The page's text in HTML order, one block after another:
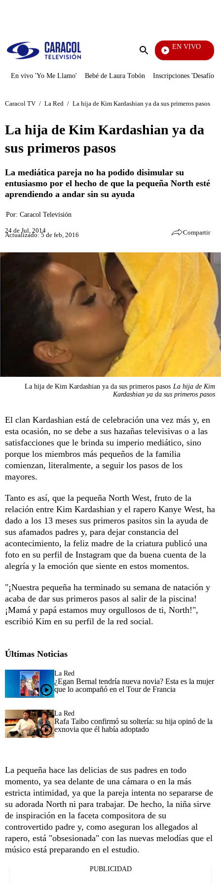
Enviar
EN VIVO
Diario De Diana
En vivo 'Yo Me Llamo' Bebé de Laura Tobón Inscripciones 'Desafío'
Caracol TV / La Red / La hija de Kim Kardashian ya da sus primeros pasos
La hija de Kim Kardashian ya da
sus primeros pasos
La mediática pareja no ha podido disimular su
entusiasmo por el hecho de que la pequeña North esté
aprendiendo a andar sin su ayuda
Por: Caracol Televisión
24 de Jul, 2014
Actualizado: 5 de feb, 2016 Compartir
La hija de Kim Kardashian ya da sus primeros pasos La hija de Kim
Kardashian ya da sus primeros pasos
El clan Kardashian está de celebración una vez más y, en
esta ocasión, no se debe a sus hazañas televisivas o a las
satisfacciones que le brinda su imperio mediático, sino
porque los miembros más pequeños de la familia
comienzan, literalmente, a seguir los pasos de los
mayores.
Tanto es así, que la pequeña North West, fruto de la
relación entre Kim Kardashian y el rapero Kanye West, ha
dado a los 13 meses sus primeros pasitos sin la ayuda de
sus afamados padres y, para dejar constancia del
acontecimiento, la feliz madre de la criatura publicó una
foto en su perfil de Instagram que da buena cuenta de la
alegría y la emoción que siente en estos momentos.
"¡Nuestra pequeña ha terminado su semana de natación y
acaba de dar sus primeros pasos al salir de la piscina!
¡Mamá y papá estamos muy orgullosos de ti, North!",
escribió Kim en su perfil de la red social.
Últimas Noticias
La Red
¿Egan Bernal tendría nueva novia? Esta es la mujer
que lo acompañó en el Tour de Francia
La Red
Rafa Taibo confirmó su soltería: su hija opinó de la
exnovia que él había adoptado
La pequeña hace las delicias de sus padres en todo
momento, ya sea delante de una cámara o en la más
estricta intimidad, ya que la pareja intenta no separarse de
su adorada North ni para trabajar. De hecho, la niña sirve
de inspiración en la faceta compositora de su
controvertido padre y, como aseguran los allegados al
rapero, está "obsesionada" con las nuevas melodías que el
músico está preparando en el estudio.
PUBLICIDAD